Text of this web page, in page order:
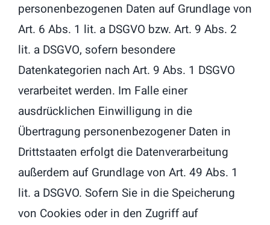
personenbezogenen Daten auf Grundlage von
Art. 6 Abs. 1 lit. a DSGVO bzw. Art. 9 Abs. 2
lit. a DSGVO, sofern besondere
Datenkategorien nach Art. 9 Abs. 1 DSGVO
verarbeitet werden. Im Falle einer
ausdrücklichen Einwilligung in die
Übertragung personenbezogener Daten in
Drittstaaten erfolgt die Datenverarbeitung
außerdem auf Grundlage von Art. 49 Abs. 1
lit. a DSGVO. Sofern Sie in die Speicherung
von Cookies oder in den Zugriff auf